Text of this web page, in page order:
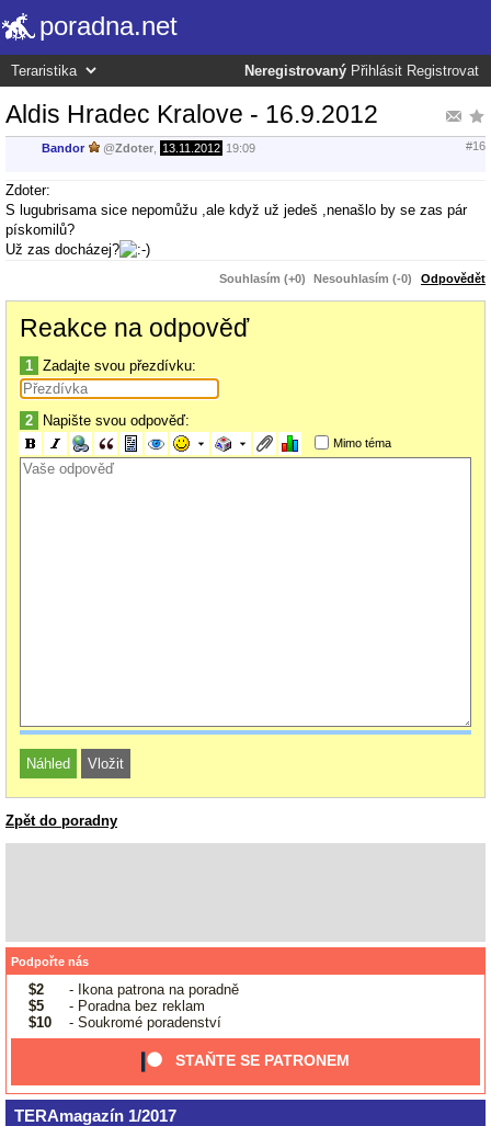
poradna.net
Neregistrovaný Přihlásit Registrovat
Aldis Hradec Kralove - 16.9.2012
Bandor @Zdoter 13.11.2012 19:09 #16
Zdoter:
S lugubrisama sice nepomůžu ,ale když už jedeš ,nenašlo by se zas pár
pískomilů?
Už zas docházej?
Souhlasím (+0) Nesouhlasím (-0) Odpovědět
Reakce na odpověď
1 Zadajte svou přezdívku:
2 Napište svou odpověď:
Mimo téma
Zpět do poradny
Podpořte nás
$2
- Ikona patrona na poradně
$5
- Poradna bez reklam
$10
- Soukromé poradenství
STAŇTE SE PATRONEM
TERAmagazín 1/2017